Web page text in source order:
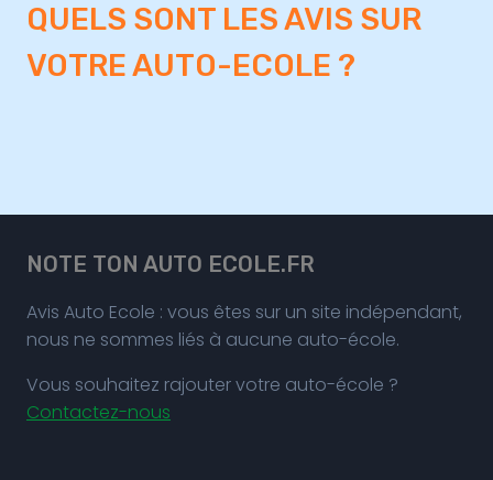
QUELS SONT LES AVIS SUR
VOTRE AUTO-ECOLE ?
NOTE TON AUTO ECOLE.FR
Avis Auto Ecole : vous êtes sur un site indépendant,
nous ne sommes liés à aucune auto-école.
Vous souhaitez rajouter votre auto-école ?
Contactez-nous